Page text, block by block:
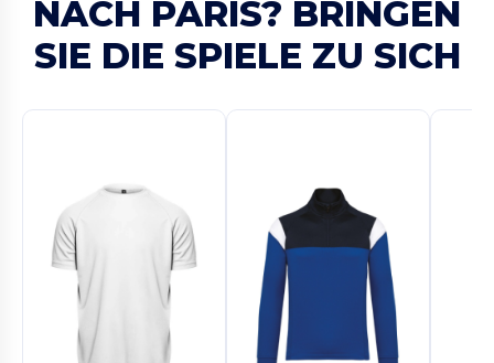
NACH PARIS? BRINGEN
SIE DIE SPIELE ZU SICH